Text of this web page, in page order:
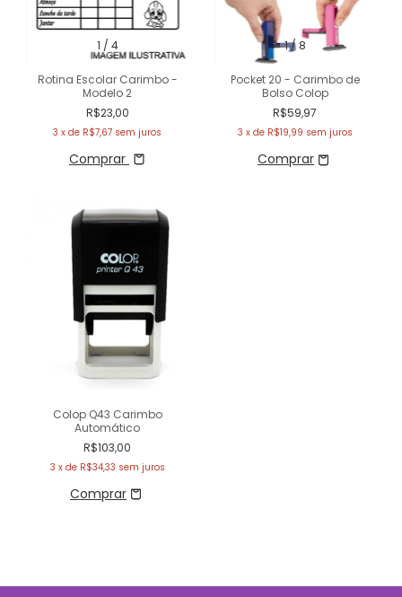
1 / 4
Rotina Escolar Carimbo -
Modelo 2
R$23,00
3 x de R$7,67 sem juros
Comprar
1/ 8
Pocket 20 - Carimbo de
Bolso Colop
R$59,97
3 x de R$19,99 sem juros
Colop Q43 Carimbo
Automático
R$103,00
3 x de R$34,33 sem juros